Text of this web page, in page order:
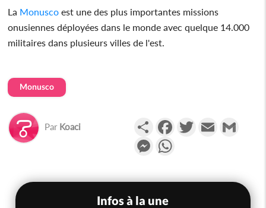
La Monusco est une des plus importantes missions
onusiennes déployées dans le monde avec quelque 14.000
militaires dans plusieurs villes de l'est.
Monusco
Par Koaci PartagerFacebookTwitterEmail
Messenger
Infos à la une